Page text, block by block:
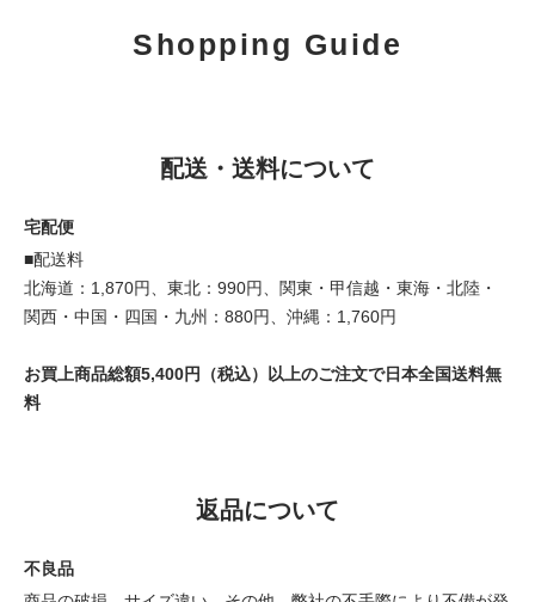
Shopping Guide
配送・送料について
宅配便
■配送料
北海道：1,870円、東北：990円、関東・甲信越・東海・北陸・
関西・中国・四国・九州：880円、沖縄：1,760円
お買上商品総額5,400円（税込）以上のご注文で日本全国送料無
料
返品について
不良品